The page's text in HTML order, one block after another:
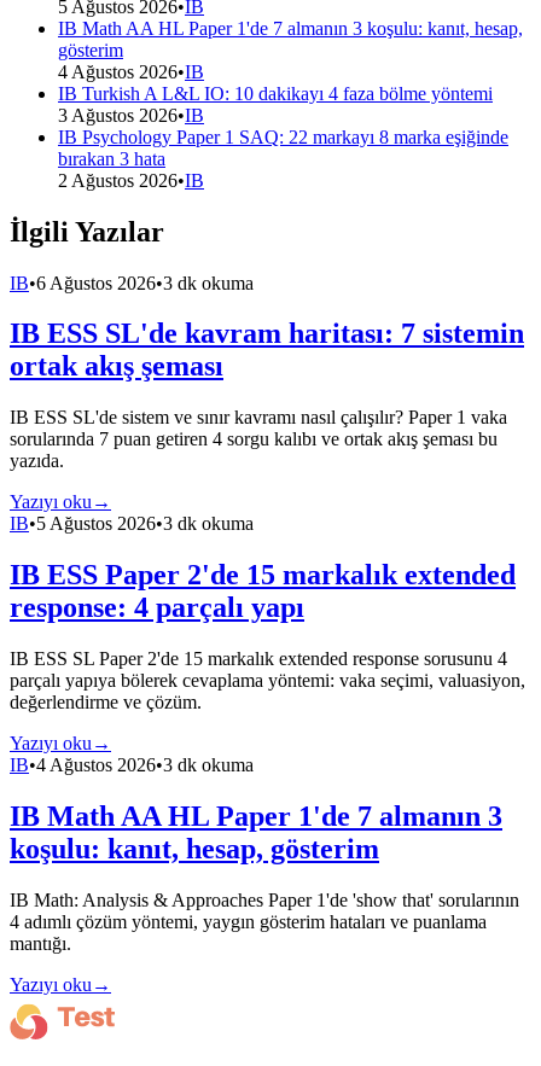
5 Ağustos 2026•IB
IB Math AA HL Paper 1'de 7 almanın 3 koşulu: kanıt, hesap,
gösterim
4 Ağustos 2026•IB
IB Turkish A L&L IO: 10 dakikayı 4 faza bölme yöntemi
3 Ağustos 2026•IB
IB Psychology Paper 1 SAQ: 22 markayı 8 marka eşiğinde
bırakan 3 hata
2 Ağustos 2026•IB
İlgili Yazılar
IB•6 Ağustos 2026•3 dk okuma
IB ESS SL'de kavram haritası: 7 sistemin
ortak akış şeması
IB ESS SL'de sistem ve sınır kavramı nasıl çalışılır? Paper 1 vaka
sorularında 7 puan getiren 4 sorgu kalıbı ve ortak akış şeması bu
yazıda.
Yazıyı oku →
IB•5 Ağustos 2026•3 dk okuma
IB ESS Paper 2'de 15 markalık extended
response: 4 parçalı yapı
IB ESS SL Paper 2'de 15 markalık extended response sorusunu 4
parçalı yapıya bölerek cevaplama yöntemi: vaka seçimi, valuasiyon,
değerlendirme ve çözüm.
Yazıyı oku →
IB•4 Ağustos 2026•3 dk okuma
IB Math AA HL Paper 1'de 7 almanın 3
koşulu: kanıt, hesap, gösterim
IB Math: Analysis & Approaches Paper 1'de 'show that' sorularının
4 adımlı çözüm yöntemi, yaygın gösterim hataları ve puanlama
mantığı.
Yazıyı oku →